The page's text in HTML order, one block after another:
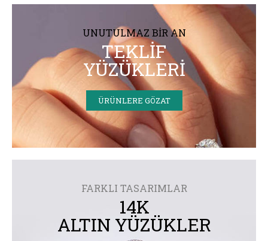
UNUTULMAZ BIR AN
TEKLIF
YÜZÜKLERI
ÜRÜNLERE GÖZAT
FARKLI TASARIMLAR
14K
ALTIN YÜZÜKLER